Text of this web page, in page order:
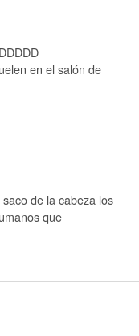
en el salón de
de la cabeza los
que